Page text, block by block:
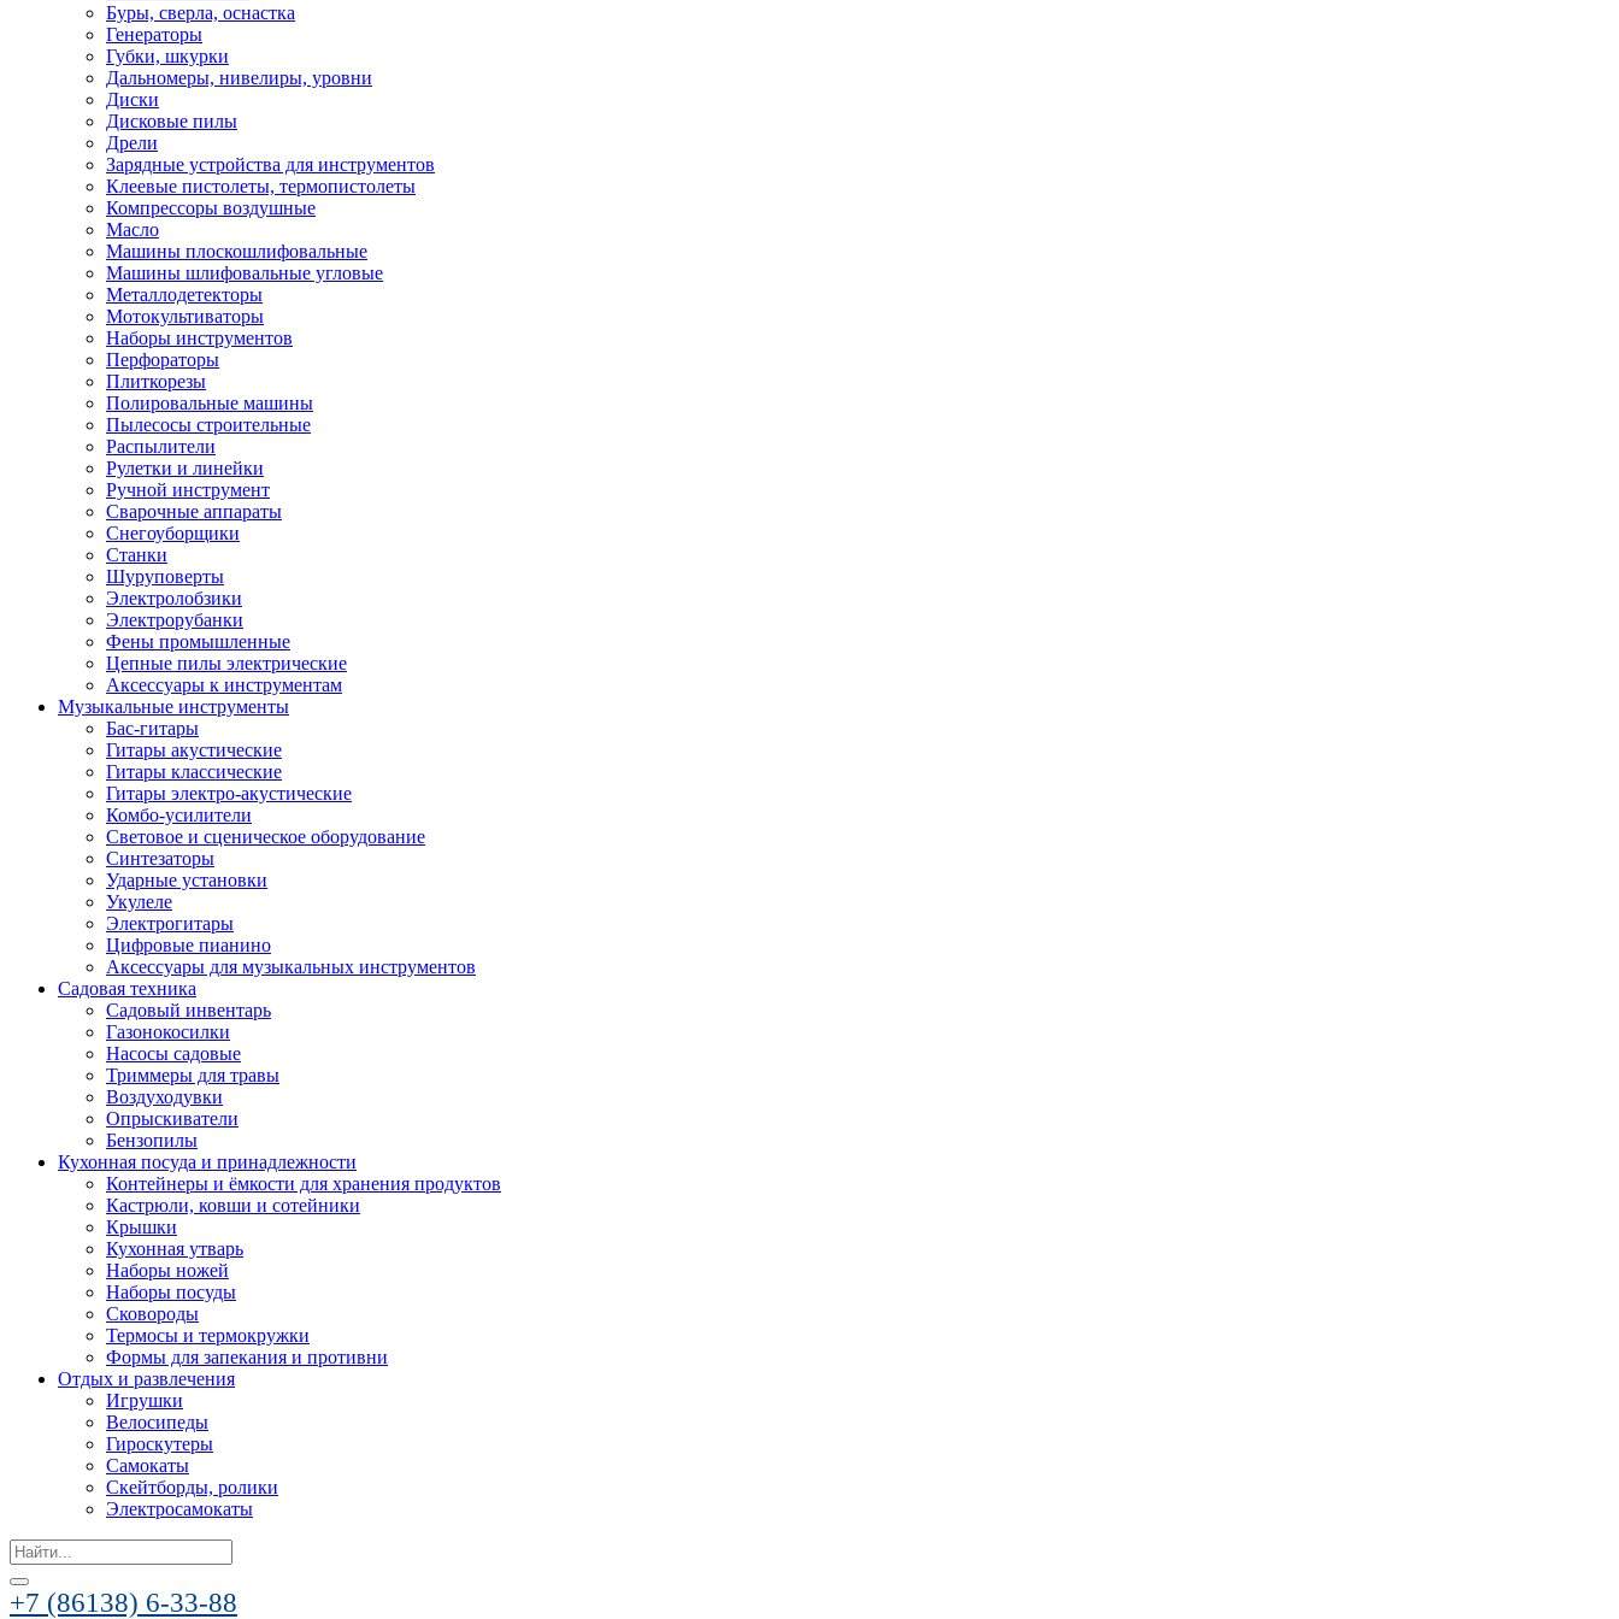
Буры, сверла, оснастка
Генераторы
Губки, шкурки
Дальномеры, нивелиры, уровни
Диски
Дисковые пилы
Дрели
Зарядные устройства для инструментов
Клеевые пистолеты, термопистолеты
Компрессоры воздушные
Масло
Машины плоскошлифовальные
Машины шлифовальные угловые
Металлодетекторы
Мотокультиваторы
Наборы инструментов
Перфораторы
Плиткорезы
Полировальные машины
Пылесосы строительные
Распылители
Рулетки и линейки
Ручной инструмент
Сварочные аппараты
Снегоуборщики
Станки
Шуруповерты
Электролобзики
Электрорубанки
Фены промышленные
Цепные пилы электрические
Аксессуары к инструментам
Музыкальные инструменты
Бас-гитары
Гитары акустические
Гитары классические
Гитары электро-акустические
Комбо-усилители
Световое и сценическое оборудование
Синтезаторы
Ударные установки
Укулеле
Электрогитары
Цифровые пианино
Аксессуары для музыкальных инструментов
Садовая техника
Садовый инвентарь
Газонокосилки
Насосы садовые
Триммеры для травы
Воздуходувки
Опрыскиватели
Бензопилы
Кухонная посуда и принадлежности
Контейнеры и ёмкости для хранения продуктов
Кастрюли, ковши и сотейники
Крышки
Кухонная утварь
Наборы ножей
Наборы посуды
Сковороды
Термосы и термокружки
Формы для запекания и противни
Отдых и развлечения
Игрушки
Велосипеды
Гироскутеры
Самокаты
Скейтборды, ролики
Электросамокаты
Search
for:
+7 (86138) 6-33-88